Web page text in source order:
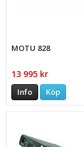
MOTU 828
13 995 kr
Info Köp